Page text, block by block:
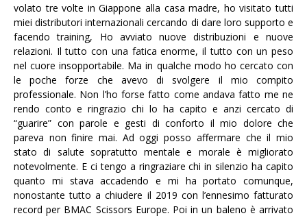
volato tre volte in Giappone alla casa madre, ho visitato tutti
miei distributori internazionali cercando di dare loro supporto e
facendo training, Ho avviato nuove distribuzioni e nuove
relazioni. Il tutto con una fatica enorme, il tutto con un peso
nel cuore insopportabile. Ma in qualche modo ho cercato con
le poche forze che avevo di svolgere il mio compito
professionale. Non l’ho forse fatto come andava fatto me ne
rendo conto e ringrazio chi lo ha capito e anzi cercato di
“guarire” con parole e gesti di conforto il mio dolore che
pareva non finire mai. Ad oggi posso affermare che il mio
stato di salute sopratutto mentale e morale è migliorato
notevolmente. E ci tengo a ringraziare chi in silenzio ha capito
quanto mi stava accadendo e mi ha portato comunque,
nonostante tutto a chiudere il 2019 con l’ennesimo fatturato
record per BMAC Scissors Europe. Poi in un baleno è arrivato